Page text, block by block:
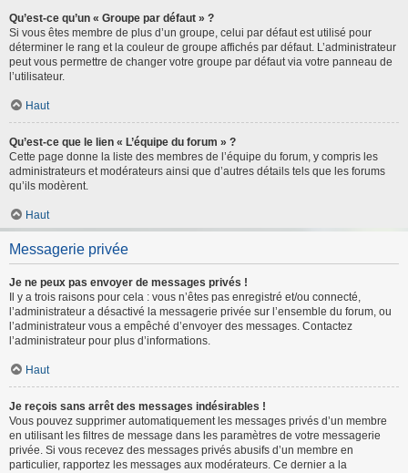
Qu’est-ce qu’un « Groupe par défaut » ?
Si vous êtes membre de plus d’un groupe, celui par défaut est utilisé pour
déterminer le rang et la couleur de groupe affichés par défaut. L’administrateur
peut vous permettre de changer votre groupe par défaut via votre panneau de
l’utilisateur.
Haut
Qu’est-ce que le lien « L’équipe du forum » ?
Cette page donne la liste des membres de l’équipe du forum, y compris les
administrateurs et modérateurs ainsi que d’autres détails tels que les forums
qu’ils modèrent.
Haut
Messagerie privée
Je ne peux pas envoyer de messages privés !
Il y a trois raisons pour cela : vous n’êtes pas enregistré et/ou connecté,
l’administrateur a désactivé la messagerie privée sur l’ensemble du forum, ou
l’administrateur vous a empêché d’envoyer des messages. Contactez
l’administrateur pour plus d’informations.
Haut
Je reçois sans arrêt des messages indésirables !
Vous pouvez supprimer automatiquement les messages privés d’un membre
en utilisant les filtres de message dans les paramètres de votre messagerie
privée. Si vous recevez des messages privés abusifs d’un membre en
particulier, rapportez les messages aux modérateurs. Ce dernier a la